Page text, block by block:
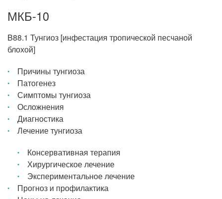
МКБ-10
B88.1 Тунгиоз [инфестация тропической песчаной
блохой]
Причины тунгиоза
Патогенез
Симптомы тунгиоза
Осложнения
Диагностика
Лечение тунгиоза
Консервативная терапия
Хирургическое лечение
Экспериментальное лечение
Прогноз и профилактика